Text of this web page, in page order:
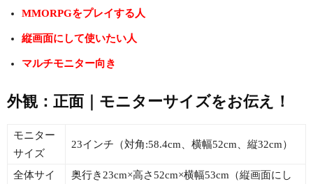
MMORPGをプレイする人
縦画面にして使いたい人
マルチモニター向き
外観：正面｜モニターサイズをお伝え！
モニター
サイズ
23インチ（対角:58.4cm、横幅52cm、縦32cm）
全体サイ
奥行き23cm×高さ52cm×横幅53cm（縦画面にし